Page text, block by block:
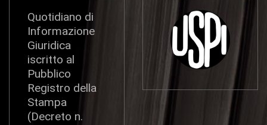
Quotidiano di
Informazione
Giuridica
iscritto al
Pubblico
Registro della
Stampa
(Decreto n.